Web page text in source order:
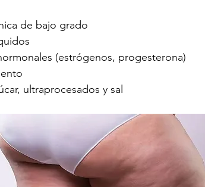
de bajo grado
(estrógenos, progesterona)
ultraprocesados y sal